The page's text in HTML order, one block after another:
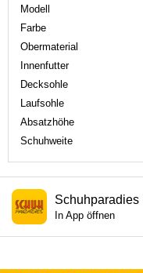
Modell
Farbe
Obermaterial
Innenfutter
Decksohle
Laufsohle
Absatzhöhe
Schuhweite
Schuhparadies
In App öffnen